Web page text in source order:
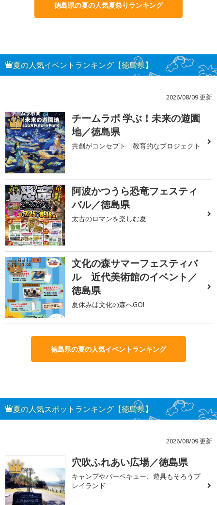
徳島県の夏の人気夏祭りランキング
夏の人気イベントランキング【徳島県】
2026/08/09 更新
1
チームラボ 学ぶ！未来の遊園
地／徳島県
共創がコンセプト 教育的なプロジェクト
2
阿波かつうら恐竜フェスティ
バル／徳島県
太古のロマンを楽しむ夏
3
文化の森サマーフェスティバ
ル 近代美術館のイベント／
徳島県
夏休みは文化の森へGO!
徳島県の夏の人気イベントランキング
夏の人気スポットランキング【徳島県】
2026/08/09 更新
1 穴吹ふれあい広場／徳島県
キャンプやバーベキュー、遊具もそろうプ
レイランド